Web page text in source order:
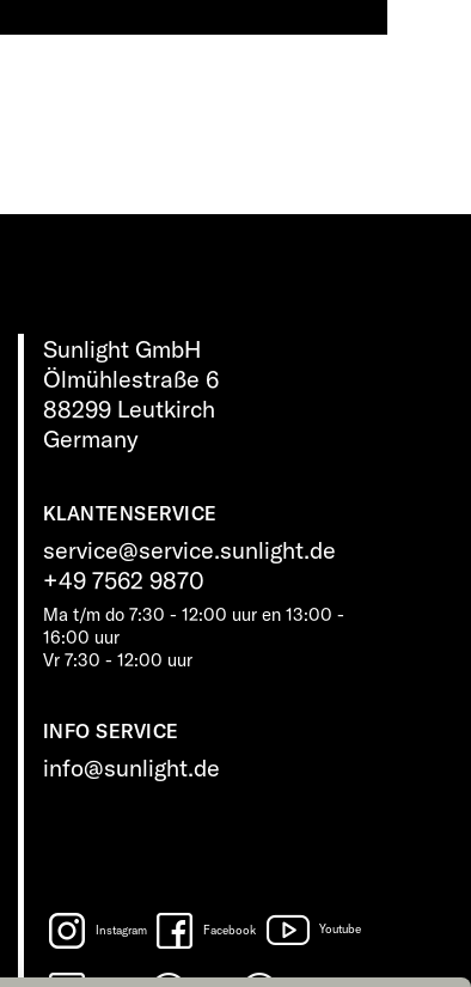
Sunlight GmbH
Ölmühlestraße 6
88299 Leutkirch
Germany
KLANTENSERVICE
service@service.sunlight.de
+49 7562 9870
Ma t/m do 7:30 - 12:00 uur en 13:00 -
16:00 uur
Vr 7:30 - 12:00 uur
INFO SERVICE
info@sunlight.de
Instagram Facebook Youtube